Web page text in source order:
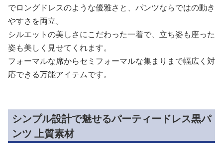
でロングドレスのような優雅さと、パンツならではの動き
やすさを両立。
シルエットの美しさにこだわった一着で、立ち姿も座った
姿も美しく見せてくれます。
フォーマルな席からセミフォーマルな集まりまで幅広く対
応できる万能アイテムです。
シンプル設計で魅せるパーティードレス黒パ
ンツ 上質素材